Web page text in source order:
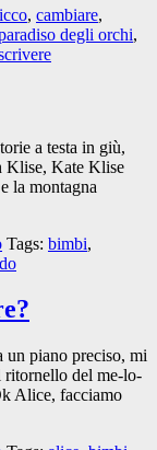
, cambiare,
degli orchi,
a testa in giù,
Klise, Kate Klise
la montagna
Tags: bimbi,
un piano preciso, mi
ritornello del me-lo-
Alice, facciamo